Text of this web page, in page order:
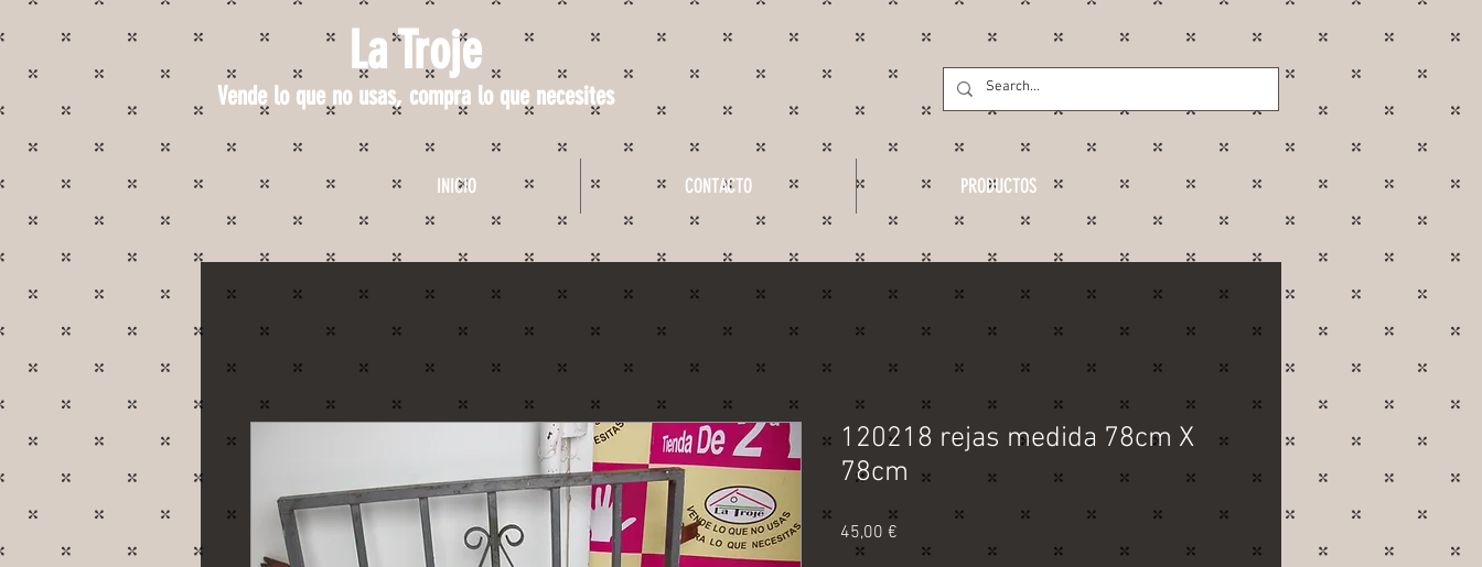
La Troje
Vende lo que no usas, compra lo que necesites
INICIO CONTACTO PRODUCTOS
120218 rejas medida 78cm X
78cm
45,00 €